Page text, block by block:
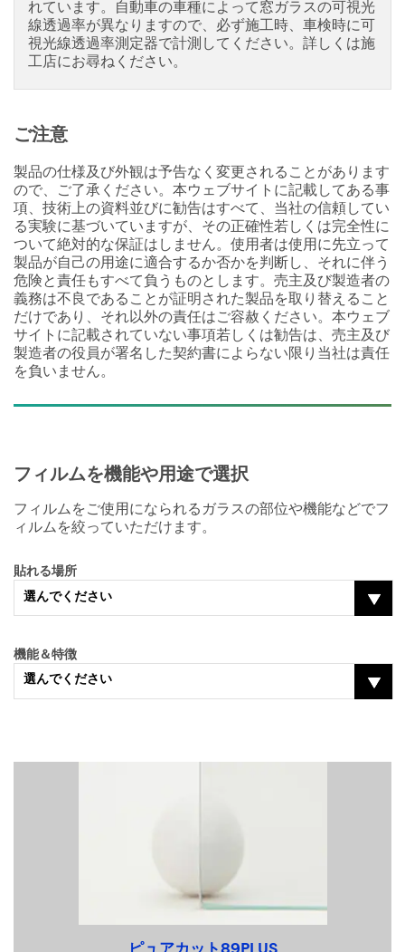
れています。自動車の車種によって窓ガラスの可視光
線透過率が異なりますので、必ず施工時、車検時に可
視光線透過率測定器で計測してください。詳しくは施
工店にお尋ねください。
ご注意
製品の仕様及び外観は予告なく変更されることがあります
ので、ご了承ください。本ウェブサイトに記載してある事
項、技術上の資料並びに勧告はすべて、当社の信頼してい
る実験に基づいていますが、その正確性若しくは完全性に
ついて絶対的な保証はしません。使用者は使用に先立って
製品が自己の用途に適合するか否かを判断し、それに伴う
危険と責任もすべて負うものとします。売主及び製造者の
義務は不良であることが証明された製品を取り替えること
だけであり、それ以外の責任はご容赦ください。本ウェブ
サイトに記載されていない事項若しくは勧告は、売主及び
製造者の役員が署名した契約書によらない限り当社は責任
を負いません。
フィルムを機能や用途で選択
フィルムをご使用になられるガラスの部位や機能などでフ
ィルムを絞っていただけます。
貼れる場所
選んでください
機能＆特徴
選んでください